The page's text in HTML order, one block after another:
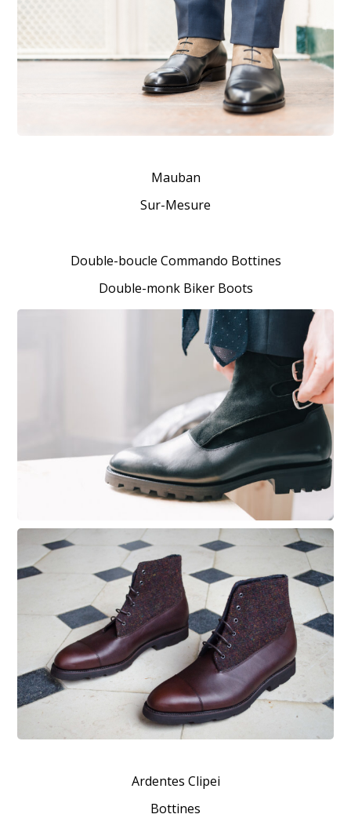
Mauban
Sur-Mesure
Double-boucle Commando Bottines
Double-monk Biker Boots
Ardentes Clipei
Bottines